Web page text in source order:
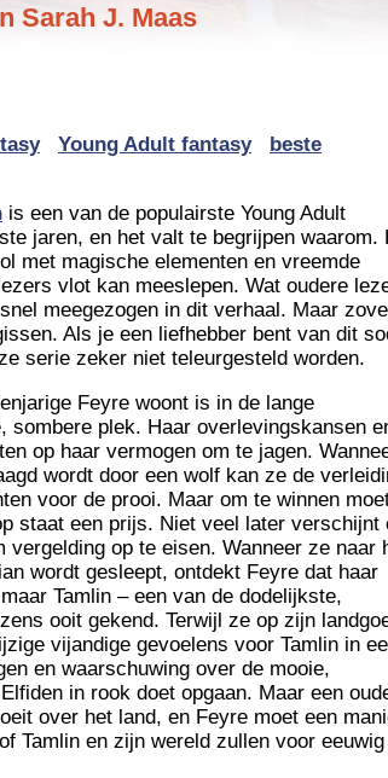
Sarah J. Maas
Young Adult fantasy
beste
is een van de populairste Young Adult
jaren, en het valt te begrijpen waarom.
met magische elementen en vreemde
vlot kan meeslepen. Wat oudere
meegezogen in dit verhaal. Maar
Als je een liefhebber bent van dit
serie zeker niet teleurgesteld worden.
Feyre woont is in de lange
sombere plek. Haar overlevingskansen
op haar vermogen om te jagen.
wordt door een wolf kan ze de
voor de prooi. Maar om te winnen
staat een prijs. Niet veel later verschijnt
vergelding op te eisen. Wanneer ze naar
wordt gesleept, ontdekt Feyre dat haar
Tamlin – een van de dodelijkste,
ooit gekend. Terwijl ze op zijn
vijandige gevoelens voor Tamlin in
en waarschuwing over de mooie,
in rook doet opgaan. Maar een
over het land, en Feyre moet een
Tamlin en zijn wereld zullen voor eeuwig